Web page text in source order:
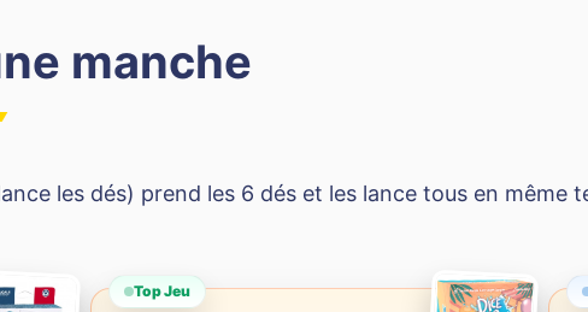
manche
les dés) prend les 6 dés et les lance tous en même
Top Jeu